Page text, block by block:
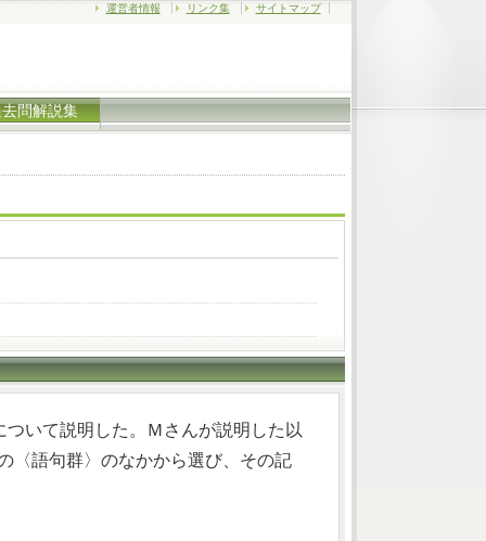
運営者情報 リンク集 サイトマップ
問解説集
いて説明した。Ｍさんが説明した以
〈語句群〉のなかから選び、その記